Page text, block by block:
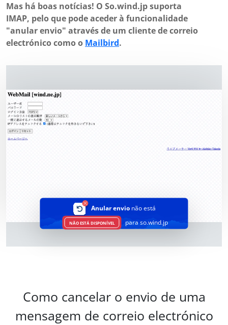
Mas há boas notícias! O So.wind.jp suporta
IMAP, pelo que pode aceder à funcionalidade
"anular envio" através de um cliente de correio
electrónico como o Mailbird.
Anular envionão está
NÃO ESTÁ DISPONÍVEL para so.wind.jp
Como cancelar o envio de uma
mensagem de correio electrónico